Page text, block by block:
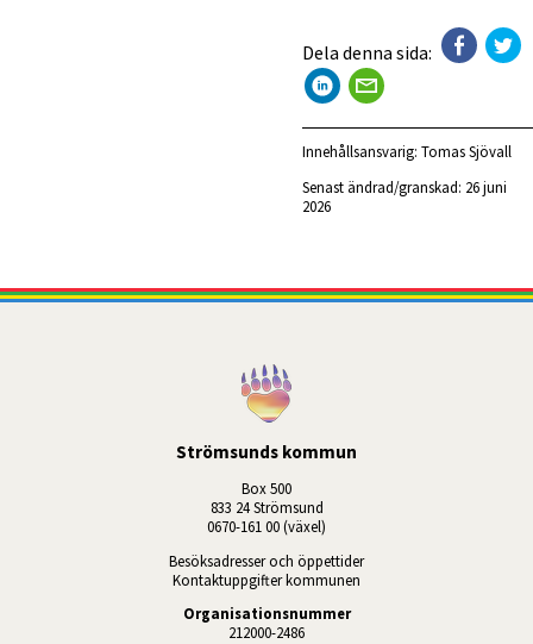
Dela denna sida:
Innehållsansvarig:Tomas Sjövall
Senast ändrad/granskad: 26 juni
2026
Strömsunds kommun
Box 500
833 24 Strömsund
0670-161 00 (växel)
Besöksadresser och öppettider
Kontaktuppgifter kommunen
Organisationsnummer
212000-2486